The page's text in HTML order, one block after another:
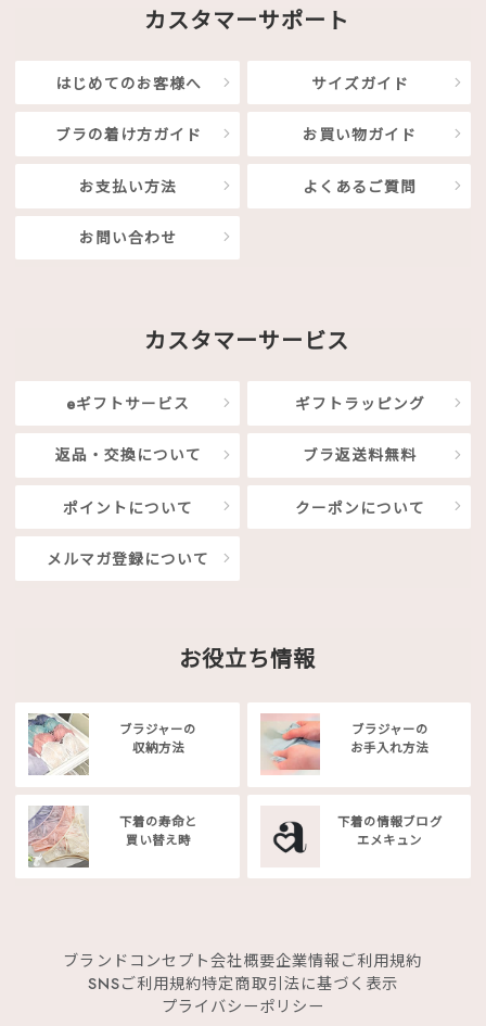
カスタマーサポート
はじめてのお客様へ サイズガイド
ブラの着け方ガイド お買い物ガイド
お支払い方法 よくあるご質問
お問い合わせ
カスタマーサービス
eギフトサービス ギフトラッピング
返品・交換について ブラ返送料無料
ポイントについて クーポンについて
メルマガ登録について
お役立ち情報
ブラジャーの
収納方法
ブラジャーの
お手入れ方法
下着の寿命と
買い替え時
下着の情報ブログ
エメキュン
ブランドコンセプト会社概要企業情報 ご利用規約
SNSご利用規約特定商取引法に基づく表示
プライバシーポリシー